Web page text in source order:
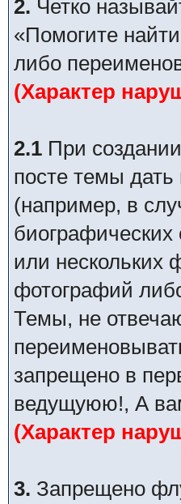
2. Четко
«Помогите
либо
(Характер
2.1 При
посте темы
(например, в
или нескольких
фотографий
Темы, не
запрещено в
ведущуюю!, А
(Характер
3. Запрещено